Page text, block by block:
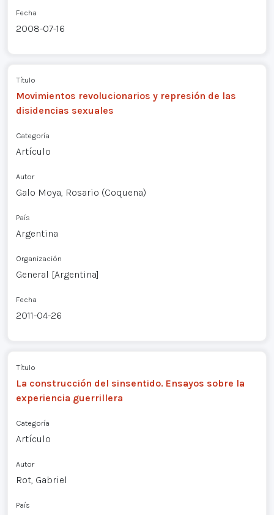
Fecha
2008-07-16
Título
Movimientos revolucionarios y represión de las
disidencias sexuales
Categoría
Artículo
Autor
Galo Moya, Rosario (Coquena)
País
Argentina
Organización
General [Argentina]
Fecha
2011-04-26
Título
La construcción del sinsentido. Ensayos sobre la
experiencia guerrillera
Categoría
Artículo
Autor
Rot, Gabriel
País